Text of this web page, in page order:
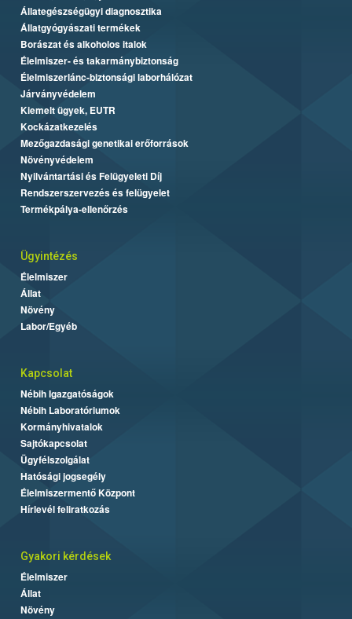
Állategészségügyi diagnosztika
Állatgyógyászati termékek
Borászat és alkoholos italok
Élelmiszer- és takarmánybiztonság
Élelmiszerlánc-biztonsági laborhálózat
Járványvédelem
Kiemelt ügyek, EUTR
Kockázatkezelés
Mezőgazdasági genetikai erőforrások
Növényvédelem
Nyilvántartási és Felügyeleti Díj
Rendszerszervezés és felügyelet
Termékpálya-ellenőrzés
Ügyintézés
Élelmiszer
Állat
Növény
Labor/Egyéb
Kapcsolat
Nébih Igazgatóságok
Nébih Laboratóriumok
Kormányhivatalok
Sajtókapcsolat
Ügyfélszolgálat
Hatósági jogsegély
Élelmiszermentő Központ
Hírlevél feliratkozás
Gyakori kérdések
Élelmiszer
Állat
Növény